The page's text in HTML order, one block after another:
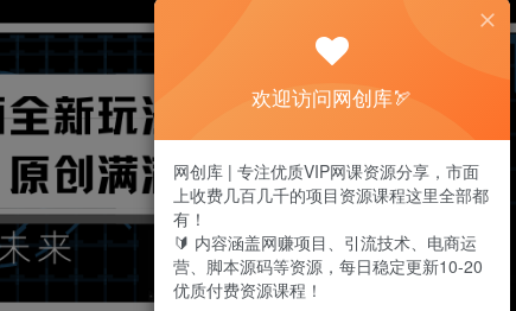
欢迎访问网创库🏹
网创库 | 专注优质VIP网课资源分享，市面
上收费几百几千的项目资源课程这里全部都
有！
🔰 内容涵盖网赚项目、引流技术、电商运
营、脚本源码等资源，每日稳定更新10-20
优质付费资源课程！